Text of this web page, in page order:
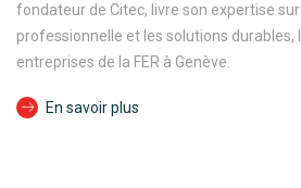
fondateur de Citec, livre son expertise
professionnelle et les solutions durables,
entreprises de la FER à Genève.
En savoir plus